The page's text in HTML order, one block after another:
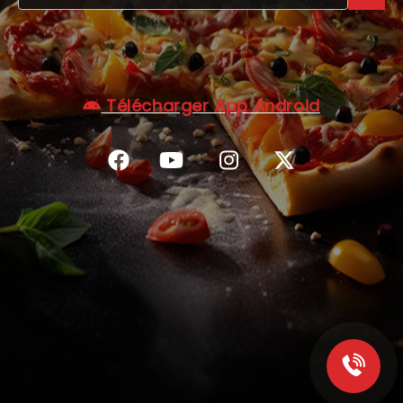
C.G.V
Télécharger App Android